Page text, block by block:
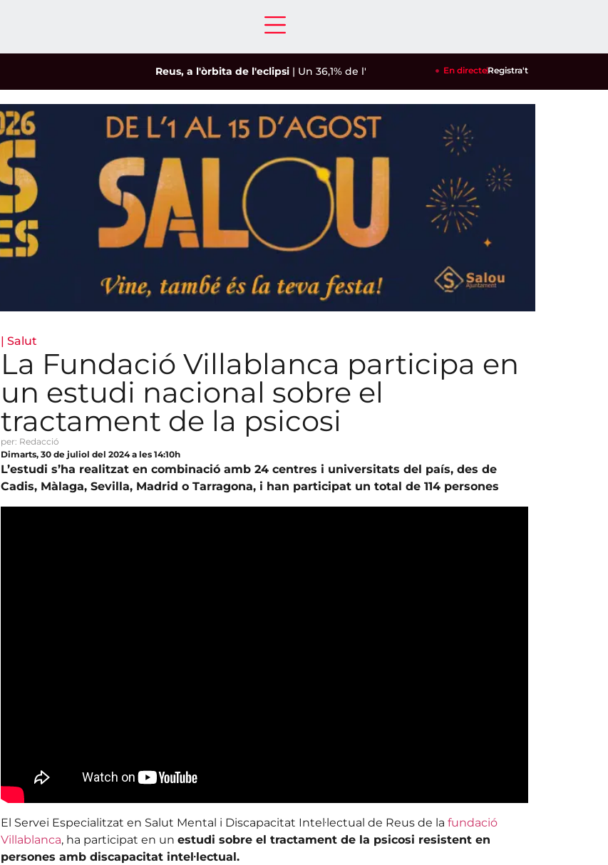
Reus, a l'òrbita de l'eclipsi|Un 36,1% de l'aigua que consumeixen els reusencs prové dels
En directeRegistra't
| Salut
La Fundació Villablanca participa en
un estudi nacional sobre el
tractament de la psicosi
per: Redacció
Dimarts, 30 de juliol del 2024 a les 14:10h
L’estudi s’ha realitzat en combinació amb 24 centres i universitats del país, des de
Cadis, Màlaga, Sevilla, Madrid o Tarragona, i han participat un total de 114 persones
El Servei Especialitzat en Salut Mental i Discapacitat Intel·lectual de Reus de la fundació
Villablanca, ha participat en un estudi sobre el tractament de la psicosi resistent en
persones amb discapacitat intel·lectual.